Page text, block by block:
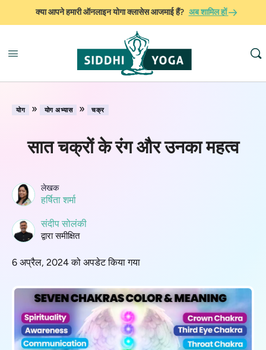
क्या आपने हमारी ऑनलाइन योगा क्लासेस आजमाई हैं? अब शामिल हों
योग » योग अभ्यास » चक्र
सात चक्रों के रंग और उनका महत्व
लेखक
हर्षिता शर्मा
संदीप सोलंकी
द्वारा समीक्षित
6 अप्रैल, 2024 को अपडेट किया गया